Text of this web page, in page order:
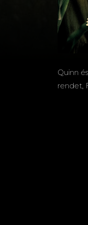
Quinn
rendet,